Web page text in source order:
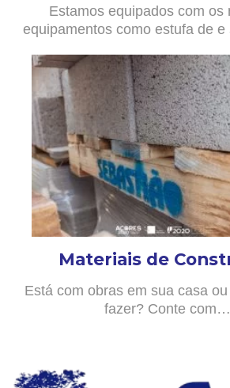
Estamos equipados com os
equipamentos como estufa de
Materiais de
Está com obras em sua casa
fazer? Conte com…